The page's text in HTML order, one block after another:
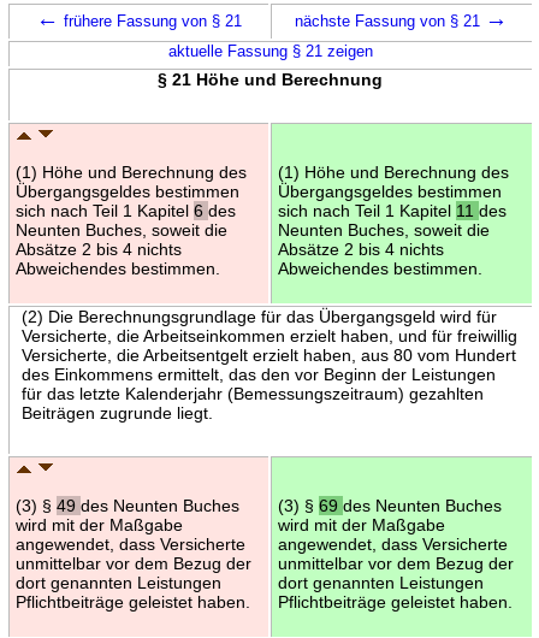
← frühere Fassung von § 21 nächste Fassung von § 21 →
aktuelle Fassung § 21 zeigen
§ 21 Höhe und Berechnung
(1) Höhe und Berechnung des
Übergangsgeldes bestimmen
sich nach Teil 1 Kapitel 6 des
Neunten Buches, soweit die
Absätze 2 bis 4 nichts
Abweichendes bestimmen.
(1) Höhe und Berechnung des
Übergangsgeldes bestimmen
sich nach Teil 1 Kapitel 11 des
Neunten Buches, soweit die
Absätze 2 bis 4 nichts
Abweichendes bestimmen.
(2) Die Berechnungsgrundlage für das Übergangsgeld wird für
Versicherte, die Arbeitseinkommen erzielt haben, und für freiwillig
Versicherte, die Arbeitsentgelt erzielt haben, aus 80 vom Hundert
des Einkommens ermittelt, das den vor Beginn der Leistungen
für das letzte Kalenderjahr (Bemessungszeitraum) gezahlten
Beiträgen zugrunde liegt.
(3) § 49 des Neunten Buches
wird mit der Maßgabe
angewendet, dass Versicherte
unmittelbar vor dem Bezug der
dort genannten Leistungen
Pflichtbeiträge geleistet haben.
(3) § 69 des Neunten Buches
wird mit der Maßgabe
angewendet, dass Versicherte
unmittelbar vor dem Bezug der
dort genannten Leistungen
Pflichtbeiträge geleistet haben.